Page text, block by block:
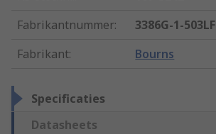
Fabrikantnummer:
3386G-1-503LF
Fabrikant: Bourns
Specificaties
Datasheets